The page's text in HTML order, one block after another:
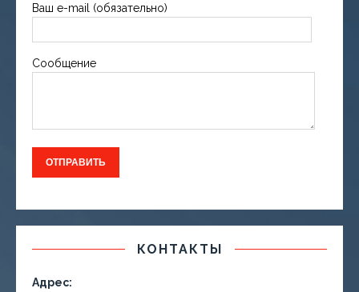
Ваш e-mail (обязательно)
Сообщение
КОНТАКТЫ
Адрес: